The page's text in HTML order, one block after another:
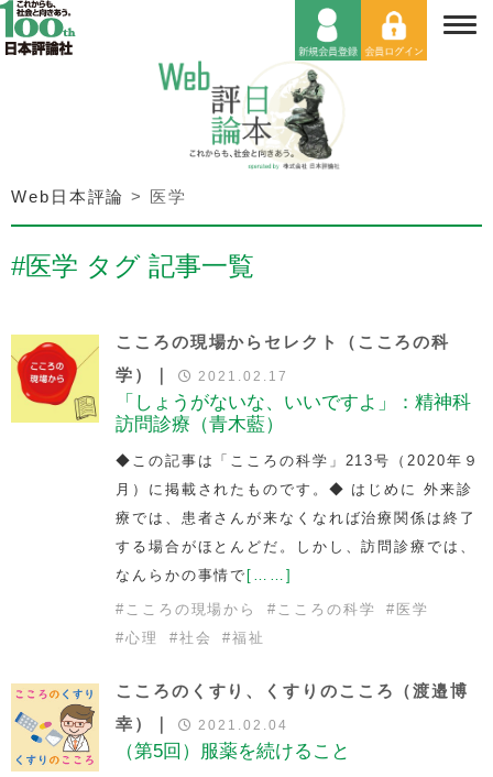
Web日本評論 > 医学
#医学 タグ 記事一覧
こころの現場からセレクト（こころの科
学）｜
2021.02.17
「しょうがないな、いいですよ」：精神科
訪問診療（青木藍）
◆この記事は「こころの科学」213号（2020年９
月）に掲載されたものです。◆ はじめに 外来診
療では、患者さんが来なくなれば治療関係は終了
する場合がほとんどだ。しかし、訪問診療では、
なんらかの事情で [……]
# こころの現場から # こころの科学 # 医学
#心理 #社会 #福祉
こころのくすり、くすりのこころ（渡邉博
幸）｜
2021.02.04
（第5回）服薬を続けること